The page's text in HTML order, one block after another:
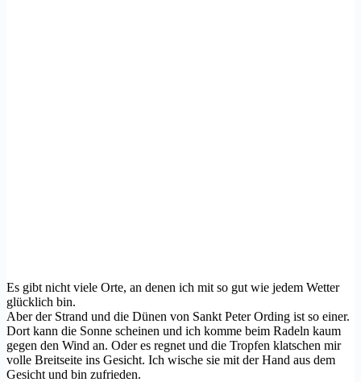
Es gibt nicht viele Orte, an denen ich mit so gut wie jedem Wetter
glücklich bin.
Aber der Strand und die Dünen von Sankt Peter Ording ist so einer.
Dort kann die Sonne scheinen und ich komme beim Radeln kaum
gegen den Wind an. Oder es regnet und die Tropfen klatschen mir
volle Breitseite ins Gesicht. Ich wische sie mit der Hand aus dem
Gesicht und bin zufrieden.